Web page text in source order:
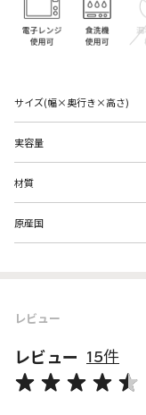
サイズ(幅×奥行き×高さ)
実容量
材質
原産国
レビュー
レビュー 15件